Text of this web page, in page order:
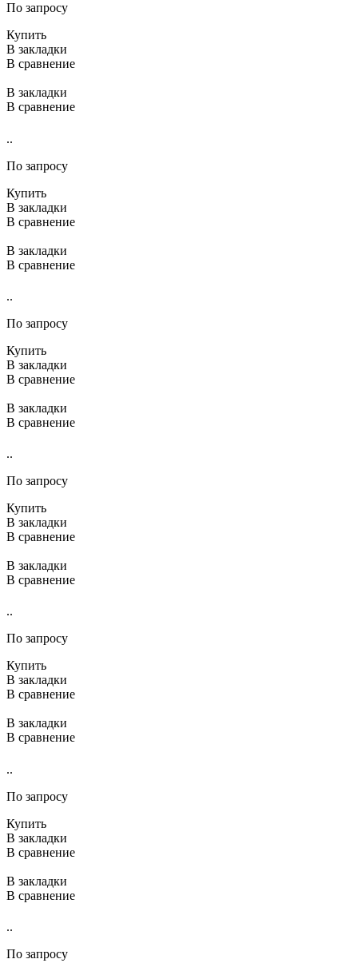
По запросу
Купить
В закладки
В сравнение
В закладки
В сравнение
..
По запросу
Купить
В закладки
В сравнение
В закладки
В сравнение
..
По запросу
Купить
В закладки
В сравнение
В закладки
В сравнение
..
По запросу
Купить
В закладки
В сравнение
В закладки
В сравнение
..
По запросу
Купить
В закладки
В сравнение
В закладки
В сравнение
..
По запросу
Купить
В закладки
В сравнение
В закладки
В сравнение
..
По запросу